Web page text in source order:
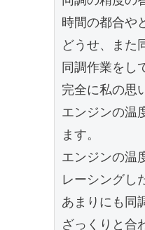
時間の都合や
どうせ、また
同調作業をし
完全に私の思
エンジンの温
ます。
エンジンの温
レーシングし
あまりにも同
ざっくりと合